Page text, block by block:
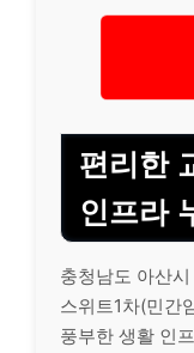
편리한
인프라
충청남도 아산
스위트1차(민간
풍부한 생활 인